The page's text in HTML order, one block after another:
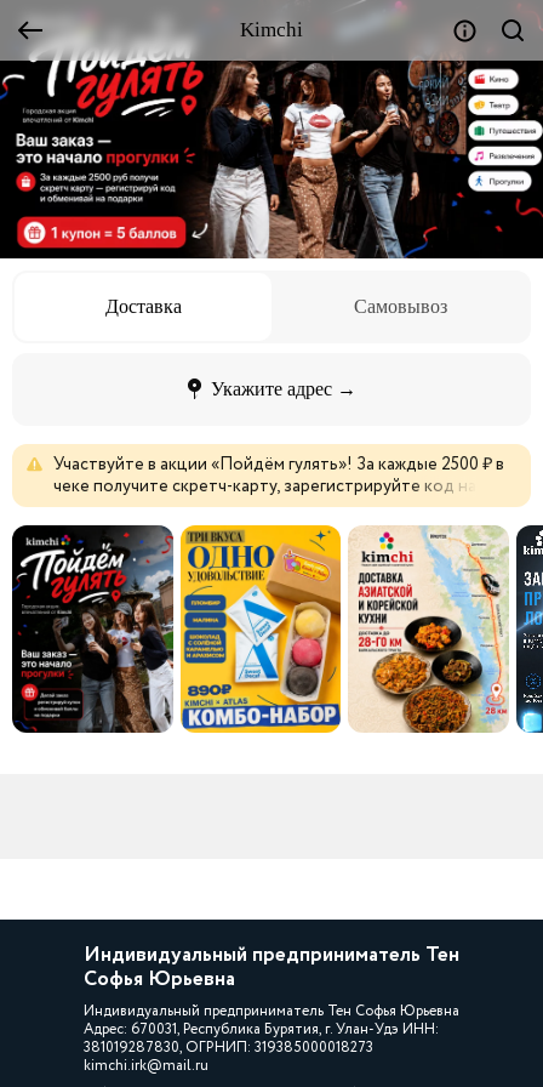
Kimchi
Доставка Самовывоз
Укажите адрес →
Участвуйте в акции «Пойдём гулять»! За каждые 2500 ₽в
чеке получите скретч-карту, зарегистрируйте код на
kimchi-promo-shop.ruиобменивайтебаллынаподарки.
Индивидуальный предприниматель Тен
Софья Юрьевна
Индивидуальный предприниматель Тен Софья Юрьевна
Адрес: 670031, Республика Бурятия, г. Улан-Удэ ИНН:
381019287830, ОГРНИП: 319385000018273
kimchi.irk@mail.ru